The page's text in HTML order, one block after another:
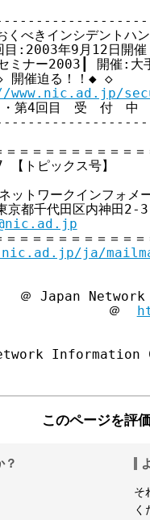
べきインシデントハ
:2003年9月12日開催
ミナー2003┃ 開催:大
催迫る！！◆ ◇
第4回目　受　付　中
＝＝＝＝＝＝＝＝＝＝
トピックス号】
ワークインフォメー
千代田区内神田2-
＝＝＝＝＝＝＝＝＝＝
ja/
Network
＠
このページを評
？
そ
く